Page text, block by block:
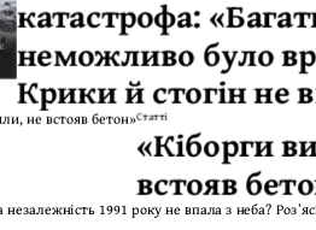
катастрофа:
неможливо було
Крики й стогін не
Статті
«Кіборги
встояв